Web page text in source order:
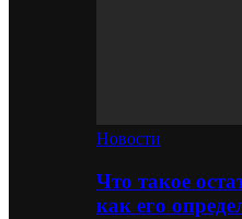
Новости
Что такое
как его